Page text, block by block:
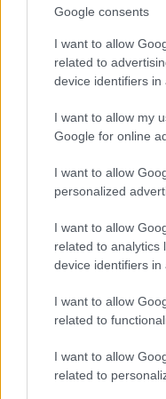
Google consents
I want to allow
related to
device identifiers in
I want to allow my
Google for online
I want to allow
personalized
I want to allow
related to analytics
device identifiers in
I want to allow
related to
I want to allow
related to
EXTRA TIPP
ha a sonkát vékony
vagy serpenyőben
vagy levesbetét
sonkaszeletek
kiegészítők.
Az N28 Wine &
alapanyagok és a
híve, így érdemes
finom, hanem
készíthessünk otthon.